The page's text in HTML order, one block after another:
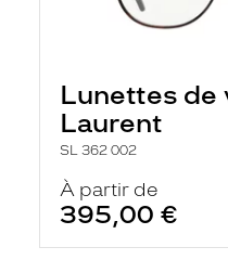
Lunettes de
Laurent
SL 362 002
À partir de
395,00 €